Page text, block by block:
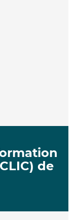
de